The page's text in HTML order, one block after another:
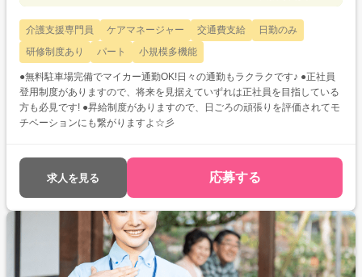
介護支援専門員 ケアマネージャー 交通費支給
日勤のみ
研修制度あり
パート 小規模多機能
●無料駐車場完備でマイカー通勤OK!日々の通勤もラクラクです♪ ●正社員
登用制度がありますので、将来を見据えていずれは正社員を目指している
方も必見です! ●昇給制度がありますので、日ごろの頑張りを評価されてモ
チベーションにも繋がりますよ☆彡
求人を見る 応募する